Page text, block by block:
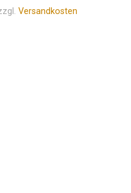
Versandkosten